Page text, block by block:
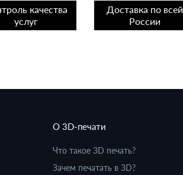
качества
услуг
Доставка по всей
России
О 3D-печати
Что такое 3D печать?
Зачем печатать в 3D?